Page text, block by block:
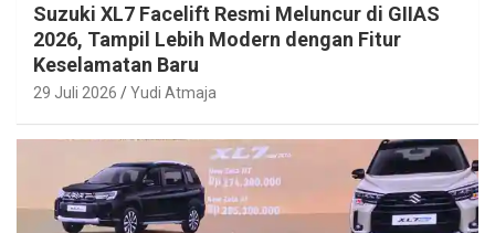
Suzuki XL7 Facelift Resmi Meluncur di GIIAS
2026, Tampil Lebih Modern dengan Fitur
Keselamatan Baru
29 Juli 2026 Yudi Atmaja